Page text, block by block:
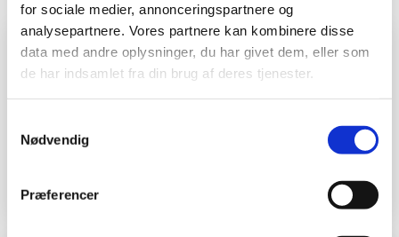
for sociale medier, annonceringspartnere og
analysepartnere. Vores partnere kan kombinere disse
data med andre oplysninger, du har givet dem, eller som
de har indsamlet fra din brug af deres tjenester.
Nødvendig
Præferencer
"Fantastisk service"
endelig afhentning af briller og solbriller 😎😊 I er goe 😄